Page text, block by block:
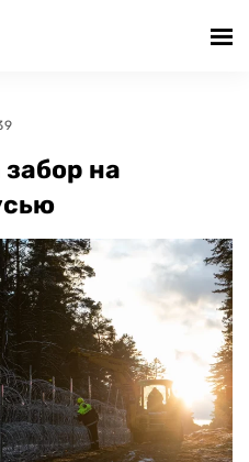
на